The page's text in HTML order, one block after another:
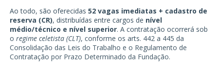
Ao todo, são oferecidas 52 vagas imediatas + cadastro de
reserva (CR), distribuídas entre cargos de nível
médio/técnico e nível superior. A contratação ocorrerá sob
o regime celetista (CLT), conforme os arts. 442 a 445 da
Consolidação das Leis do Trabalho e o Regulamento de
Contratação por Prazo Determinado da Fundação.